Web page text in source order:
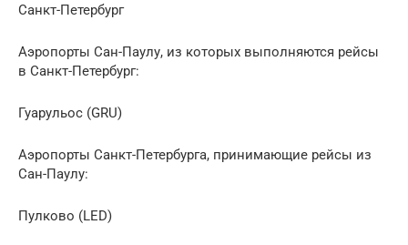
Санкт-Петербург
Аэропорты Сан-Паулу, из которых выполняются рейсы
в Санкт-Петербург:
Гуарульос (GRU)
Аэропорты Санкт-Петербурга, принимающие рейсы из
Сан-Паулу:
Пулково (LED)